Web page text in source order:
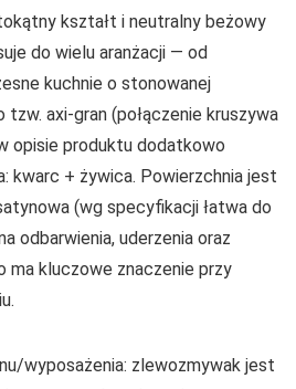
kształt i neutralny beżowy
do wielu aranżacji — od
kuchnie o stonowanej
axi-gran (połączenie kruszywa
opisie produktu dodatkowo
kwarc + żywica. Powierzchnia jest
(wg specyfikacji łatwa do
odbarwienia, uderzenia oraz
ma kluczowe znaczenie przy
wyposażenia: zlewozmywak jest